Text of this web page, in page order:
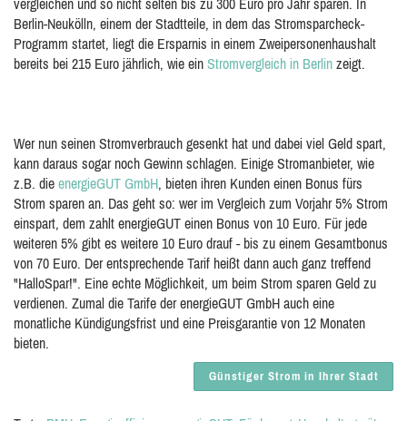
vergleichen und so nicht selten bis zu 300 Euro pro Jahr sparen. In
Berlin-Neukölln, einem der Stadtteile, in dem das Stromsparcheck-
Programm startet, liegt die Ersparnis in einem Zweipersonenhaushalt
bereits bei 215 Euro jährlich, wie ein Stromvergleich in Berlin zeigt.
Wer nun seinen Stromverbrauch gesenkt hat und dabei viel Geld spart,
kann daraus sogar noch Gewinn schlagen. Einige Stromanbieter, wie
z.B. die energieGUT GmbH, bieten ihren Kunden einen Bonus fürs
Strom sparen an. Das geht so: wer im Vergleich zum Vorjahr 5% Strom
einspart, dem zahlt energieGUT einen Bonus von 10 Euro. Für jede
weiteren 5% gibt es weitere 10 Euro drauf - bis zu einem Gesamtbonus
von 70 Euro. Der entsprechende Tarif heißt dann auch ganz treffend
"HalloSpar!". Eine echte Möglichkeit, um beim Strom sparen Geld zu
verdienen. Zumal die Tarife der energieGUT GmbH auch eine
monatliche Kündigungsfrist und eine Preisgarantie von 12 Monaten
bieten.
Günstiger Strom in Ihrer Stadt